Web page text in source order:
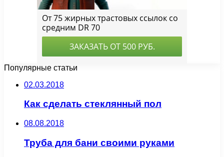
Популярные статьи
02.03.2018
Как сделать стеклянный пол
08.08.2018
Труба для бани своими руками